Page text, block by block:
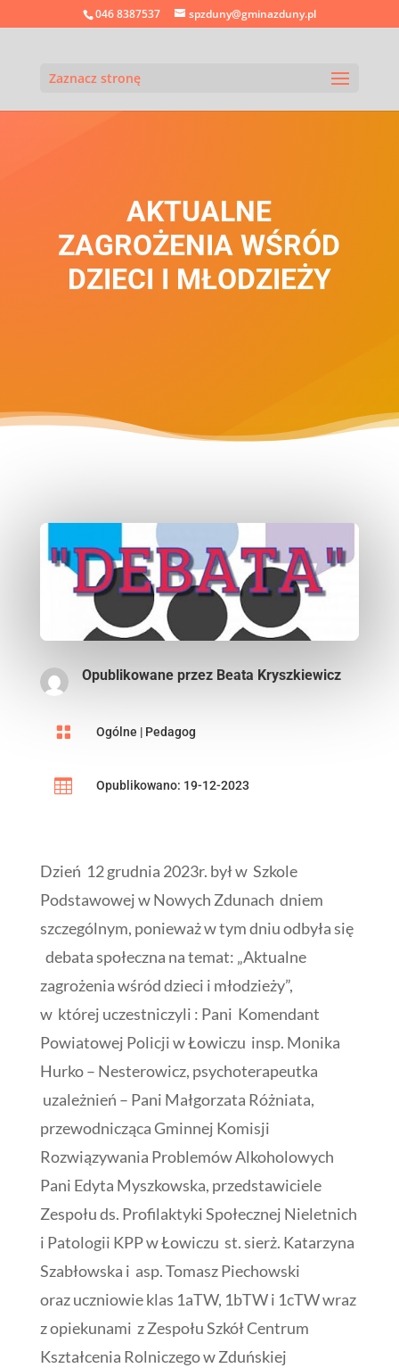
046 8387537 spzduny@gminazduny.pl
Zaznacz stronę
AKTUALNE
ZAGROŻENIA WŚRÓD
DZIECI I MŁODZIEŻY
Opublikowane przez Beata Kryszkiewicz
 Ogólne | Pedagog
 Opublikowano: 19-12-2023
Dzień 12 grudnia 2023r. był w Szkole
Podstawowej w Nowych Zdunach dniem
szczególnym, ponieważ w tym dniu odbyła się
debata społeczna na temat: „Aktualne
zagrożenia wśród dzieci i młodzieży”,
w której uczestniczyli : Pani Komendant
Powiatowej Policji w Łowiczu insp. Monika
Hurko – Nesterowicz, psychoterapeutka
uzależnień – Pani Małgorzata Różniata,
przewodnicząca Gminnej Komisji
Rozwiązywania Problemów Alkoholowych
Pani Edyta Myszkowska, przedstawiciele
Zespołu ds. Profilaktyki Społecznej Nieletnich
i Patologii KPP w Łowiczu st. sierż. Katarzyna
Szabłowska i asp. Tomasz Piechowski
oraz uczniowie klas 1aTW, 1bTW i 1cTW wraz
z opiekunami z Zespołu Szkół Centrum
Kształcenia Rolniczego w Zduńskiej